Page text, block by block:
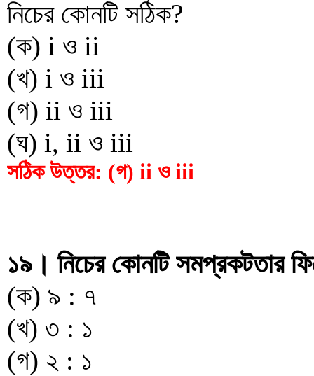
নিচের কোনটি সঠিক?
(ক) i ও ii
(খ) i ও iii
(গ) ii ও iii
(ঘ) i, ii ও iii
সঠিক উত্তর: (গ) ii ও iii
১৯। নিচের কোনটি সমপ্রকটতার
(ক) ৯ : ৭
(খ) ৩ : ১
(গ) ২ : ১